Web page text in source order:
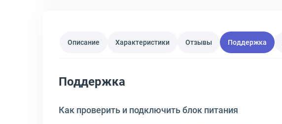
Описание Характеристики Отзывы Поддержка
Поддержка
Как проверить и подключить блок питания